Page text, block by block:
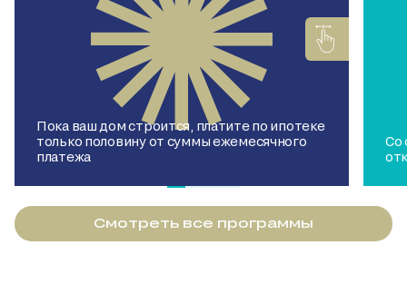
Пока ваш дом строится, платите по ипотеке
только половину от суммы ежемесячного
платежа
Со
Смотреть все программы